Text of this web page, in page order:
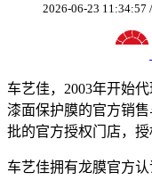
2026-06-23 11:34:57
车艺佳，2003年开始
漆面保护膜的官方销
批的官方授权门店，授
车艺佳拥有龙膜官方